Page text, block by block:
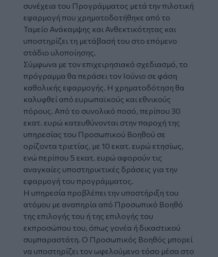
συνέχεια του Προγράμματος μετά την πιλοτική
εφαρμογή που χρηματοδοτήθηκε από το
Ταμείο Ανάκαμψης και Ανθεκτικότητας και
υποστηρίζει τη μετάβασή του στο επόμενο
στάδιο υλοποίησης.
Σύμφωνα με τον επιχειρησιακό σχεδιασμό, το
πρόγραμμα θα περάσει τον Ιούνιο σε φάση
καθολικής εφαρμογής. Η χρηματοδότηση θα
καλυφθεί από ευρωπαϊκούς και εθνικούς
πόρους. Από το συνολικό ποσό, περίπου 30
εκατ. ευρώ κατευθύνονται στην παροχή της
υπηρεσίας του Προσωπικού Βοηθού σε
ορίζοντα τριετίας, με 10 εκατ. ευρώ ετησίως,
ενώ περίπου 5 εκατ. ευρώ αφορούν τις
αναγκαίες υποστηρικτικές δράσεις για την
εφαρμογή του προγράμματος.
Η υπηρεσία προβλέπει την υποστήριξη του
ατόμου με αναπηρία από Προσωπικό Βοηθό
της επιλογής του ή της επιλογής του
εκπροσώπου του, όπως γονέα ή δικαστικού
συμπαραστάτη. Ο Προσωπικός Βοηθός μπορεί
να υποστηρίζει τον ωφελούμενο τόσο μέσα στο